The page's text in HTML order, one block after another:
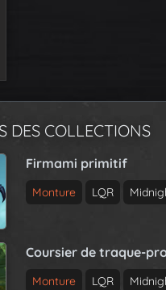
DES COLLECTIONS
Firmami primitif
Monture LQR
Coursier de traque-
Monture LQR